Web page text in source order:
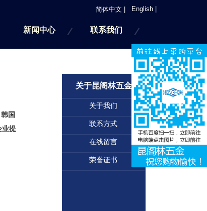
English |
简体中文 |
新闻中心 联系我们
国
业提
关于昆阁林五金
关于我们
联系方式
在线留言
荣誉证书